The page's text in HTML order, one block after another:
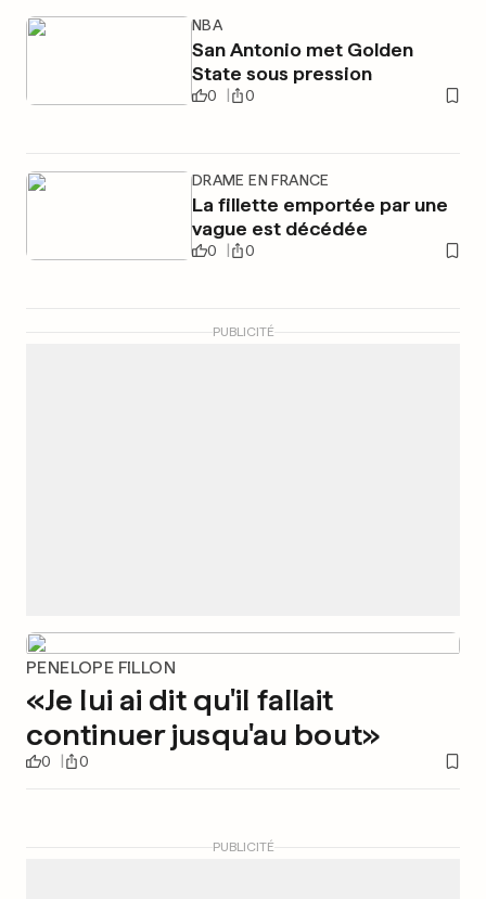
NBA
San Antonio met Golden
State sous pression
0 0
DRAME EN FRANCE
La fillette emportée par une
vague est décédée
0 0
PUBLICITÉ
PENELOPE FILLON
«Je lui ai dit qu'il fallait
continuer jusqu'au bout»
0 0
PUBLICITÉ